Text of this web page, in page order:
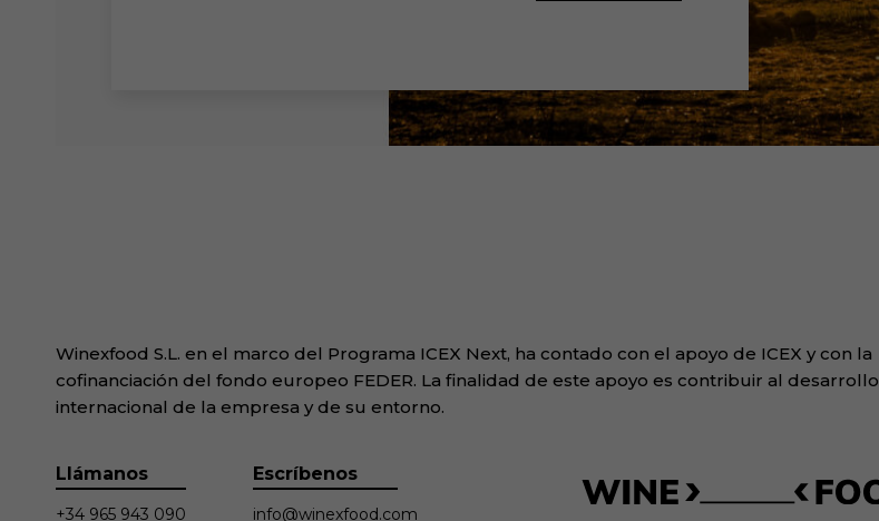
Winexfood S.L. en el marco del Programa ICEX Next, ha contado con el apoyo de ICEX y con la
cofinanciación del fondo europeo FEDER. La finalidad de este apoyo es contribuir al desarrollo
internacional de la empresa y de su entorno.
Llámanos
+34 965 943 090
Escríbenos
info@winexfood.com